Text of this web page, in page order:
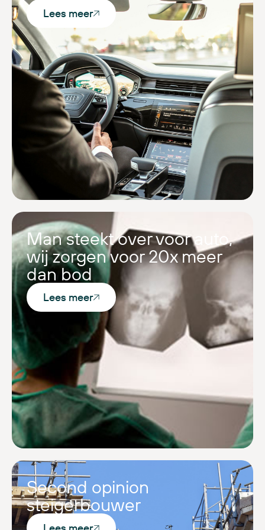
Lees meer
Man steekt over voor auto,
wij zorgen voor 20x meer
dan bod
Lees meer
Second opinion
steigerbouwer